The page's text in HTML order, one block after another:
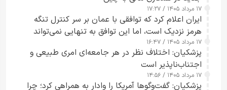
۱۷ مرداد ۱۴۰۵ / ۱۷:۲۷
ایران اعلام کرد که توافقی با عمان بر سر کنترل تنگه
هرمز نزدیک است، اما این توافق به تنهایی نمی‌تواند
آبراه را آزاد کند
۱۷ مرداد ۱۴۰۵ / ۱۶:۴۷
پزشکیان: اختلاف نظر در هر جامعه‌ای امری طبیعی و
اجتناب‌ناپذیر است
۱۷ مرداد ۱۴۰۵ / ۱۴:۵۶
پزشکیان: گفت‌وگوها آمریکا را وادار به همراهی کرد؛ چرا